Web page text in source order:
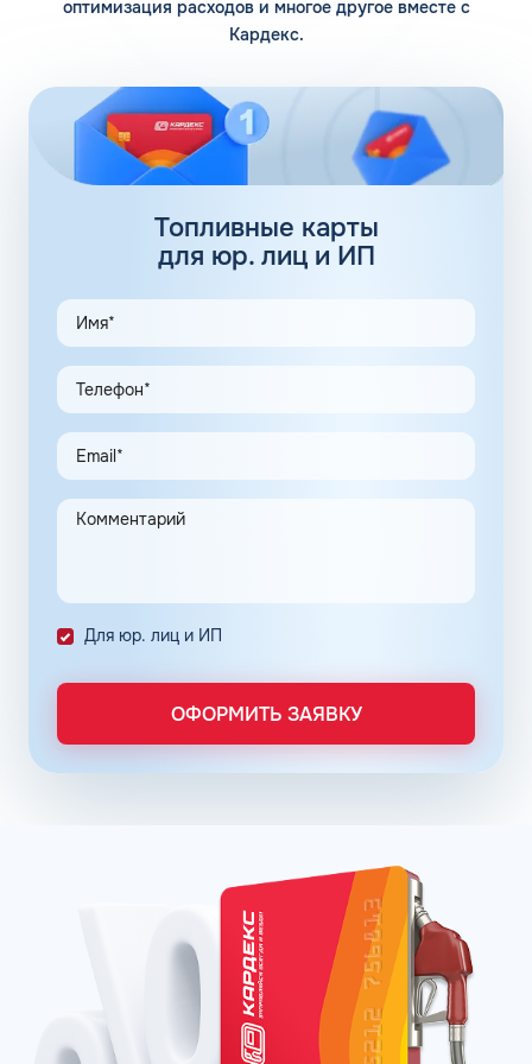
Помимо 12 собственных заправочных станций, у
обеспечивают дополнительные 100 АЗС. Сеть
заправочных станций локализуется сразу в нескольких
регионах, планируется выход на федеральный уровень.
Топливные карты Флеш:
заправки
АЗС Флеш в Скадовске Херсонской области предлагает
удобные схемы работы для коммерческих клиентов.
Доступны топливные карты Флеш для юридических лиц.
Экономия и качество сервиса, предоставляемого для
клиентов в рамках данной программы, привлекают
предпринимателей. Заправочные карты для ИП
значительно упрощают выполнение задач в области
транспортной логистики.
Автоматизация процессов транспортной логистики
помогает упростить работу сотрудников, сократить
количество поставленных задач и трудозатрат на их
Снизить расходы на топливо помогает контроль
расходов, который осуществляется в упрощенном
Систематизация и сбор информации в одном месте о
расходах водителей на заправках поможет выявить
недобросовестных сотрудников. Использование средств
компании в собственных интересах легко выявить, если
компании требуют экономии и тщательного контроля
Можно использовать топливные карты для оптовых
закупок топлива. Достаточно приобрести необходимое
количество литров качественного топлива на баланс
карты, чтобы воспользоваться ими в течение года, когда
это потребуется. Бизнес-процессы с топливными
оптимизация расходов и многое другое вместе с
Кардекс.
Топливные карты
для юр. лиц и ИП
Для юр. лиц и ИП
ОФОРМИТЬ ЗАЯВКУ